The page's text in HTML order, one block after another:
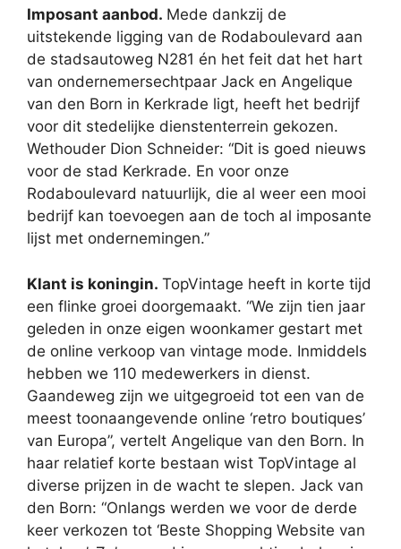
Imposant aanbod. Mede dankzij de
uitstekende ligging van de Rodaboulevard aan
de stadsautoweg N281 én het feit dat het hart
van ondernemersechtpaar Jack en Angelique
van den Born in Kerkrade ligt, heeft het bedrijf
voor dit stedelijke dienstenterrein gekozen.
Wethouder Dion Schneider: “Dit is goed nieuws
voor de stad Kerkrade. En voor onze
Rodaboulevard natuurlijk, die al weer een mooi
bedrijf kan toevoegen aan de toch al imposante
lijst met ondernemingen.”
Klant is koningin. TopVintage heeft in korte tijd
een flinke groei doorgemaakt. “We zijn tien jaar
geleden in onze eigen woonkamer gestart met
de online verkoop van vintage mode. Inmiddels
hebben we 110 medewerkers in dienst.
Gaandeweg zijn we uitgegroeid tot een van de
meest toonaangevende online ‘retro boutiques’
van Europa”, vertelt Angelique van den Born. In
haar relatief korte bestaan wist TopVintage al
diverse prijzen in de wacht te slepen. Jack van
den Born: “Onlangs werden we voor de derde
keer verkozen tot ‘Beste Shopping Website van